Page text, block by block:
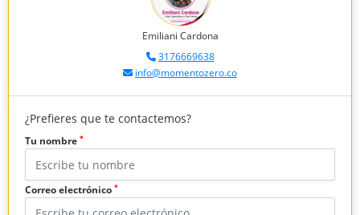
Emiliani Cardona
3176669638
info@momentozero.co
¿Prefieres que te contactemos?
Tu nombre *
Correo electrónico *